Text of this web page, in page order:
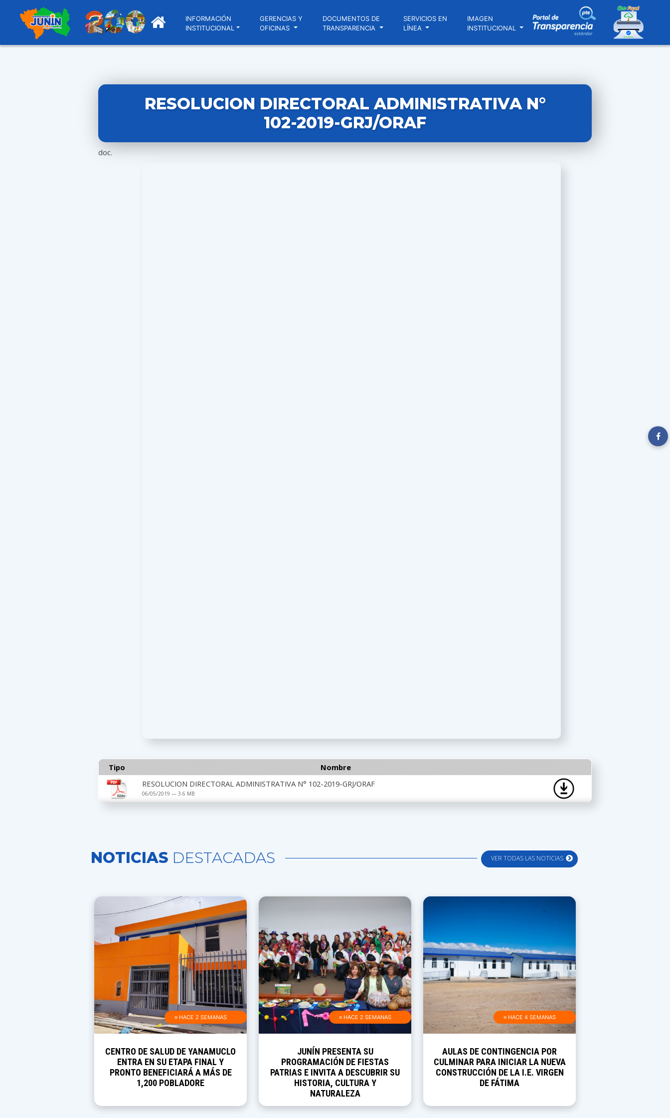
INFORMACIÓN
INSTITUCIONAL
GERENCIAS Y
OFICINAS
DOCUMENTOS DE
TRANSPARENCIA
SERVICIOS EN
LÍNEA
IMAGEN
INSTITUCIONAL
RESOLUCION DIRECTORAL ADMINISTRATIVA N°
102-2019-GRJ/ORAF
doc.
Tipo
Nombre
RESOLUCION DIRECTORAL ADMINISTRATIVA N° 102-2019-GRJ/ORAF
06/05/2019 — 3.6 MB
VER TODAS LAS NOTICIAS
NOTICIAS DESTACADAS
≡ HACE 2 SEMANAS
CENTRO DE SALUD DE YANAMUCLO
ENTRA EN SU ETAPA FINAL Y
PRONTO BENEFICIARÁ A MÁS DE
1,200 POBLADORE
≡ HACE 2 SEMANAS
JUNÍN PRESENTA SU
PROGRAMACIÓN DE FIESTAS
PATRIAS E INVITA A DESCUBRIR SU
HISTORIA, CULTURA Y
NATURALEZA
≡ HACE 4 SEMANAS
AULAS DE CONTINGENCIA POR
CULMINAR PARA INICIAR LA NUEVA
CONSTRUCCIÓN DE LA I.E. VIRGEN
DE FÁTIMA